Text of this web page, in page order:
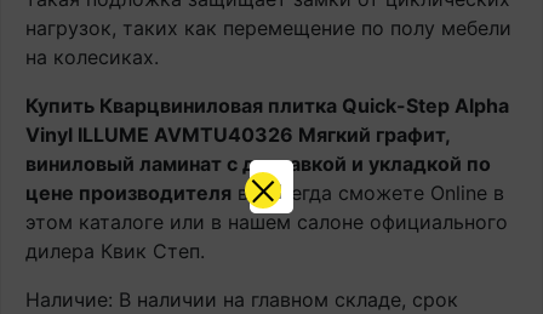
нагрузок, таких как перемещение по полу мебели
на колесиках.
Купить Кварцвиниловая плитка Quick-Step Alpha
Vinyl ILLUME AVMTU40326 Мягкий графит,
виниловый ламинат с доставкой и укладкой по
цене производителя вы всегда сможете Online в
этом каталоге или в нашем салоне официального
дилера Квик Степ.
Наличие: В наличии на главном складе, срок